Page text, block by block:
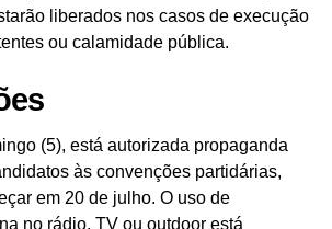
liberados nos casos de execução
ou calamidade pública.
(5), está autorizada propaganda
às convenções partidárias,
em 20 de julho. O uso de
no rádio, TV ou outdoor está